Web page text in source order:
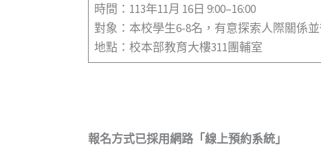
時間：113年11月 16日 9:00–16:00
對象：本校學生6-8名，有意探索人際關係
地點：校本部教育大樓311團輔室
報名方式已採用網路「線上預約系統」